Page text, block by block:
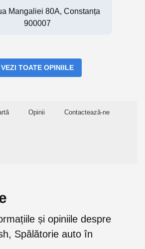
Mangaliei 80A, Constanța
900007
VEZI TOATE OPINIILE
Opinii Contactează-ne
și opiniile despre
Spălătorie auto în